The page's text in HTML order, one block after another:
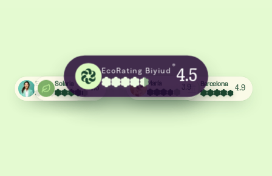
EcoRating Biyiud ®
4.5
Emma
4.4
Barcelona
4.9
Solaria
4.3 María
3.9